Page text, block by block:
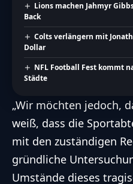
Lions machen Jahmyr
Back
Colts verlängern mit
Dollar
NFL Football Fest kommt
Städte
„Wir möchten jedoch,
weiß, dass die
mit den zuständigen
gründliche
Umstände dieses